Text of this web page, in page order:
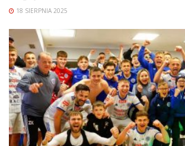
18 SIERPNIA 2025